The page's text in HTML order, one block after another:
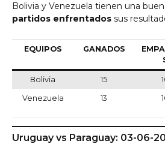
Bolivia y Venezuela tienen una
partidos enfrentados sus
EQUIPOS GANADOS
Bolivia 15
Venezuela 13
Uruguay vs Paraguay: 03-06-